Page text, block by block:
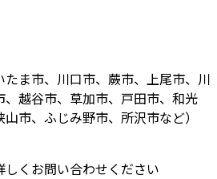
ま市、川口市、蕨市、上尾市、川
越谷市、草加市、戸田市、和光
市、ふじみ野市、所沢市など）
くお問い合わせください